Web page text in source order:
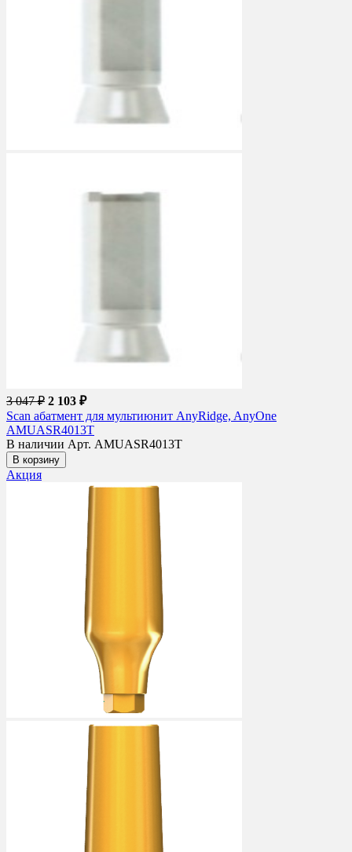
3 047 ₽ 2 103 ₽
Scan абатмент для мультиюнит AnyRidge, AnyOne
AMUASR4013T
В наличии Арт. AMUASR4013T
В корзину
Акция